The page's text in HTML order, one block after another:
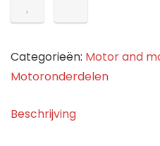
rubber
225-
3M-
75T
Categorieën: Motor and
Motoronderdelen
Beschrijving